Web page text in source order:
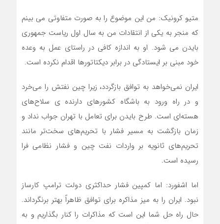
متیو کرونیک: من این موضوع را به صورت متفاوتی می بینم
که منجر به یکی از انتقادات من به سال اول ریاست جمهوری
بایدن می شود. او به اندازه کافی در راستای عمل به وعده
خود مبنی بر ایستادگی در برابر دیکتاتورها اقدام نکرده است.
ایران نمی‌خواهد به توافق بازگردد، زیرا چین نفتش را می‌خرد
و در راه ورود به باشگاه کشورهای دارنده ی سلاح‌های
هسته‌ای است. طرح بایدن برای تعامل با تهران جواب نداد و
زمان بازگشت به مسیر فشار با تحریم‌های سخت‌تر مانند
تحریم‌های ثانویه بر واردات نفت چین و فشار نظامی فرا
رسیده است.
اما اشفورد: اما کمپین فشار حداکثری دولت ترامپ کارساز
نبود. ایران را به میز مذاکره برای توافق ظاهراً بهتر برنگرداند.
حال راه حل شما این است که مذاکرات را کنار بگذاریم و به